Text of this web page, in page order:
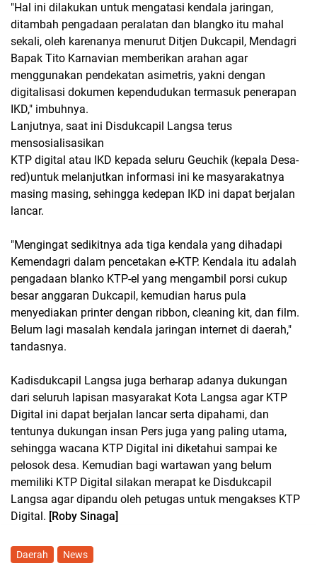
"Hal ini dilakukan untuk mengatasi kendala jaringan,
ditambah pengadaan peralatan dan blangko itu mahal
sekali, oleh karenanya menurut Ditjen Dukcapil, Mendagri
Bapak Tito Karnavian memberikan arahan agar
menggunakan pendekatan asimetris, yakni dengan
digitalisasi dokumen kependudukan termasuk penerapan
IKD," imbuhnya.
Lanjutnya, saat ini Disdukcapil Langsa terus
mensosialisasikan
KTP digital atau IKD kepada seluru Geuchik (kepala Desa-
red)untuk melanjutkan informasi ini ke masyarakatnya
masing masing, sehingga kedepan IKD ini dapat berjalan
lancar.
"Mengingat sedikitnya ada tiga kendala yang dihadapi
Kemendagri dalam pencetakan e-KTP. Kendala itu adalah
pengadaan blanko KTP-el yang mengambil porsi cukup
besar anggaran Dukcapil, kemudian harus pula
menyediakan printer dengan ribbon, cleaning kit, dan film.
Belum lagi masalah kendala jaringan internet di daerah,"
tandasnya.
Kadisdukcapil Langsa juga berharap adanya dukungan
dari seluruh lapisan masyarakat Kota Langsa agar KTP
Digital ini dapat berjalan lancar serta dipahami, dan
tentunya dukungan insan Pers juga yang paling utama,
sehingga wacana KTP Digital ini diketahui sampai ke
pelosok desa. Kemudian bagi wartawan yang belum
memiliki KTP Digital silakan merapat ke Disdukcapil
Langsa agar dipandu oleh petugas untuk mengakses KTP
Digital. [Roby Sinaga]
Daerah News